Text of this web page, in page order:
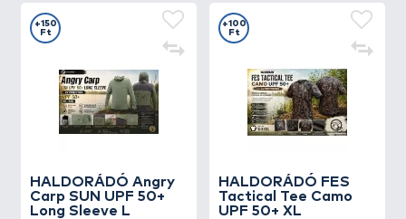
HALDORÁDÓ Angry
Carp SUN UPF 50+
Long Sleeve L
+150
Ft
HALDORÁDÓ FES
Tactical Tee Camo
UPF 50+ XL
+100
Ft